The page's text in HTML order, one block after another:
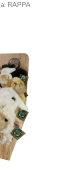
RAPPA